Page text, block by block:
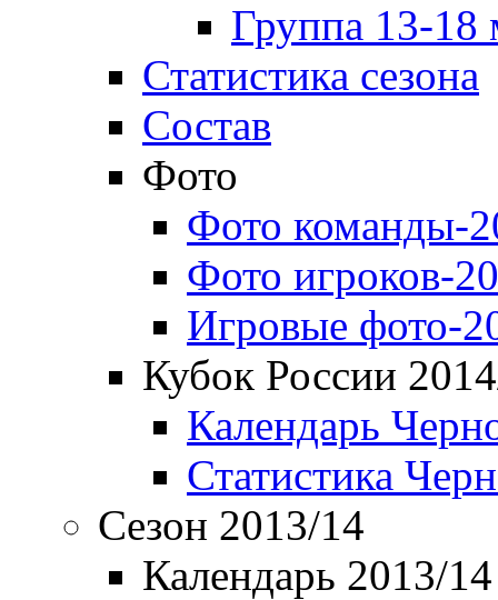
Группа 13-18
Статистика сезона
Состав
Фото
Фото команды-
Фото игроков-
Игровые фото-
Кубок России
Календарь
Статистика
Сезон 2013/14
Календарь 2013/14